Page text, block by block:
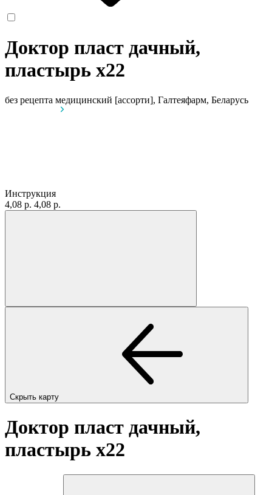
Доктор пласт дачный,
пластырь x22
без рецепта медицинский [ассорти], Галтеяфарм, Беларусь
Инструкция
4,08 р. 4,08 р.
Скрыть карту
Доктор пласт дачный,
пластырь x22